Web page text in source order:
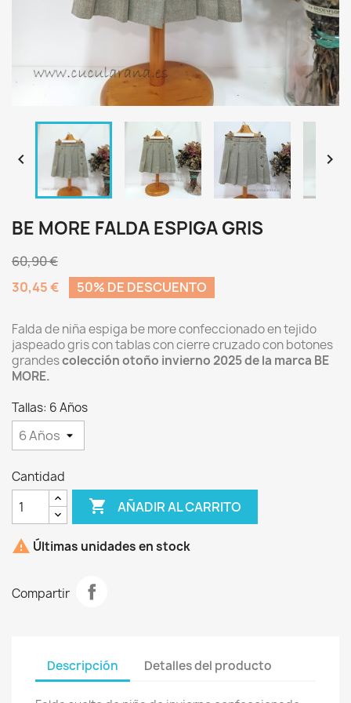
 
BE MORE FALDA ESPIGA GRIS
60,90 €
30,45 €
50% DE DESCUENTO
Falda de niña espiga be more confeccionado en tejido
jaspeado gris con tablas con cierre cruzado con botones
grandescolección otoño invierno 2025 de la marca BE
MORE.
Tallas: 6 Años
Cantidad
 AÑADIR AL CARRITO
 Últimas unidades en stock
Compartir
Descripción Detalles del producto